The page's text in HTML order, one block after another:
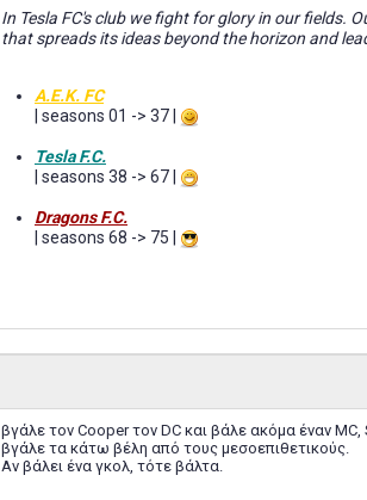
In Tesla FC's club we fight for glory in our fields.
that spreads its ideas beyond the horizon and
A.E.K. FC
| seasons 01 -> 37 |
Tesla F.C.
| seasons 38 -> 67 |
Dragons F.C.
| seasons 68 -> 75 |
βγάλε τον Cooper τον DC και βάλε ακόμα έναν MC,
βγάλε τα κάτω βέλη από τους μεσοεπιθετικούς.
Αν βάλει ένα γκολ, τότε βάλτα.